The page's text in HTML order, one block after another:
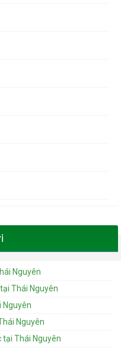
Nguyên
Thái Nguyên
Nguyên
Nguyên
Thái Nguyên